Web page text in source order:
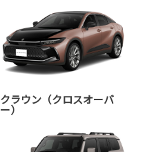
クラウン（クロスオーバ
ー）